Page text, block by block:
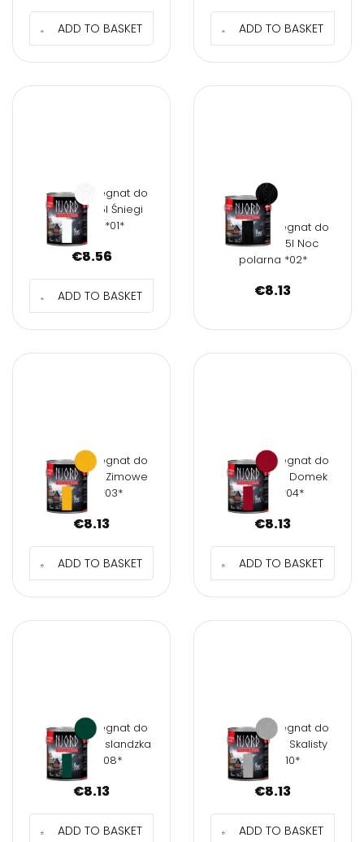
ADD TO BASKET ADD TO BASKET
NJORD Impregnat do
drewna 0,75l Śniegi
północy *01*
€8.56
ADD TO BASKET
NJORD Impregnat do
drewna 0,75l Noc
polarna *02*
€8.13
NJORD Impregnat do
drewna 0,75l Zimowe
słońce *03*
€8.13
ADD TO BASKET
NJORD Impregnat do
drewna 0,75l Domek
rybaka *04*
€8.13
ADD TO BASKET
NJORD Impregnat do
drewna 0,75l Islandzka
dolina *08*
€8.13
ADD TO BASKET
NJORD Impregnat do
drewna 0,75l Skalisty
brzeg *10*
€8.13
ADD TO BASKET